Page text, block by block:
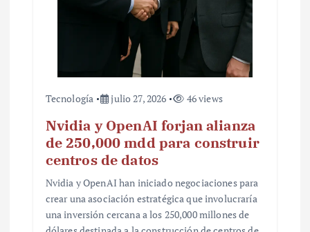
Tecnología julio 27, 2026 46 views
Nvidia y OpenAI forjan alianza
de 250,000 mdd para construir
centros de datos
Nvidia y OpenAI han iniciado negociaciones para
crear una asociación estratégica que involucraría
una inversión cercana a los 250,000 millones de